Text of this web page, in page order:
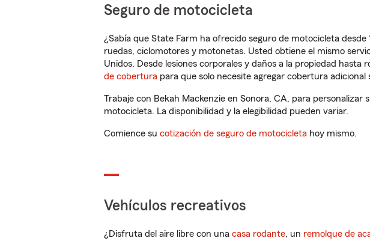
Seguro de motocicleta
¿Sabía que State Farm ha ofrecido seguro de motocicleta
ruedas, ciclomotores y motonetas. Usted obtiene el mismo
Unidos. Desde lesiones corporales y daños a la propiedad hasta
de cobertura para que solo necesite agregar cobertura adicional
Trabaje con Bekah Mackenzie en Sonora, CA, para
motocicleta. La disponibilidad y la elegibilidad pueden variar.
Comience su cotización de seguro de motocicleta hoy mismo.
Vehículos recreativos
¿Disfruta del aire libre con una casa rodante, un remolque de